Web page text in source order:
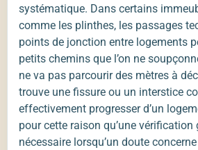
systématique. Dans certains
comme les plinthes, les passages
points de jonction entre logements
petits chemins que l’on ne
ne va pas parcourir des mètres à
trouve une fissure ou un interstice
effectivement progresser d’un
pour cette raison qu’une
nécessaire lorsqu’un doute